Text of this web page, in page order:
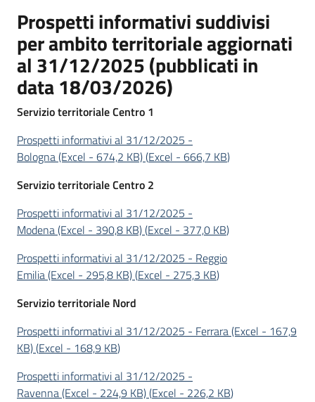
Prospetti informativi suddivisi
per ambito territoriale aggiornati
al 31/12/2025 (pubblicati in
data 18/03/2026)
Servizio territoriale Centro 1
Prospetti informativi al 31/12/2025 -
Bologna (Excel - 674,2 KB)(Excel - 666,7 KB)
Servizio territoriale Centro 2
Prospetti informativi al 31/12/2025 -
Modena (Excel - 390,8 KB)(Excel - 377,0 KB)
Prospetti informativi al 31/12/2025 - Reggio
Emilia (Excel - 295,8 KB)(Excel - 275,3 KB)
Servizio territoriale Nord
Prospetti informativi al 31/12/2025 - Ferrara (Excel - 167,9
KB)(Excel - 168,9 KB)
Prospetti informativi al 31/12/2025 -
Ravenna (Excel - 224,9 KB)(Excel - 226,2 KB)